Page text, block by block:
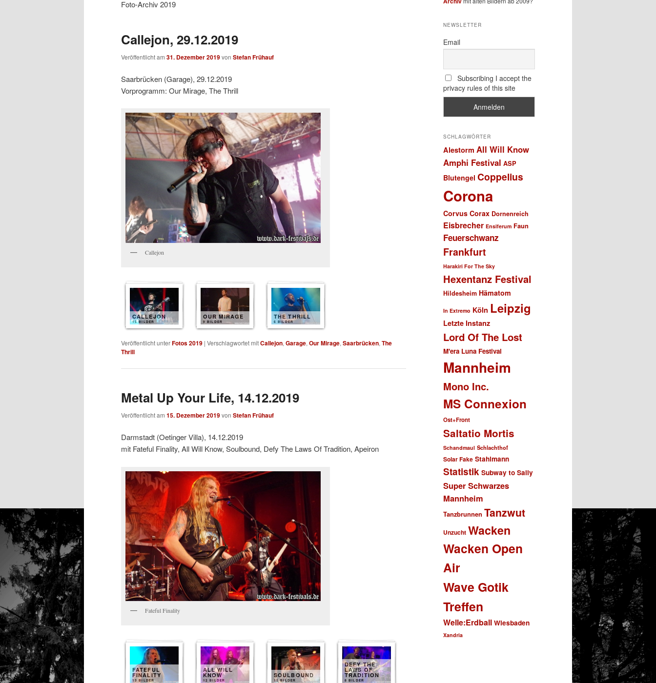
Foto-Archiv 2019
Callejon, 29.12.2019
Veröffentlicht am 31. Dezember 2019von Stefan Frühauf
Saarbrücken (Garage), 29.12.2019
Vorprogramm: Our Mirage, The Thrill
Callejon
CALLEJON
15 BILDER
OUR MIRAGE
9 BILDER
THE THRILL
6 BILDER
Veröffentlicht unterFotos 2019 | Verschlagwortet mitCallejon, Garage, Our Mirage, Saarbrücken, The
Thrill
Metal Up Your Life, 14.12.2019
Veröffentlicht am 15. Dezember 2019von Stefan Frühauf
Darmstadt (Oetinger Villa), 14.12.2019
mit Fateful Finality, All Will Know, Soulbound, Defy The Laws Of Tradition, Apeiron
Fateful Finality
FATEFUL
FINALITY
13 BILDER
ALL WILL
KNOW
12 BILDER
SOULBOUND
11 BILDER
DEFY THE
LAWS OF
TRADITION
8 BILDER
NEWSLETTER
Email
Subscribing I accept the
privacy rules of this site
SCHLAGWÖRTER
Alestorm All Will Know
Amphi Festival ASP
Blutengel Coppelius
Corona
Corvus Corax Dornenreich
Eisbrecher Ensiferum Faun
Feuerschwanz
Frankfurt
Harakiri For The Sky
Hexentanz Festival
Hildesheim Hämatom
In Extremo Köln Leipzig
Letzte Instanz
Lord Of The Lost
M'era Luna Festival
Mannheim
Mono Inc.
MS Connexion
Ost+Front
Saltatio Mortis
Schandmaul Schlachthof
Solar Fake Stahlmann
Statistik Subway to Sally
Super Schwarzes
Mannheim
Tanzbrunnen Tanzwut
Unzucht Wacken
Wacken Open
Air
Wave Gotik
Treffen
Welle:Erdball Wiesbaden
Xandria